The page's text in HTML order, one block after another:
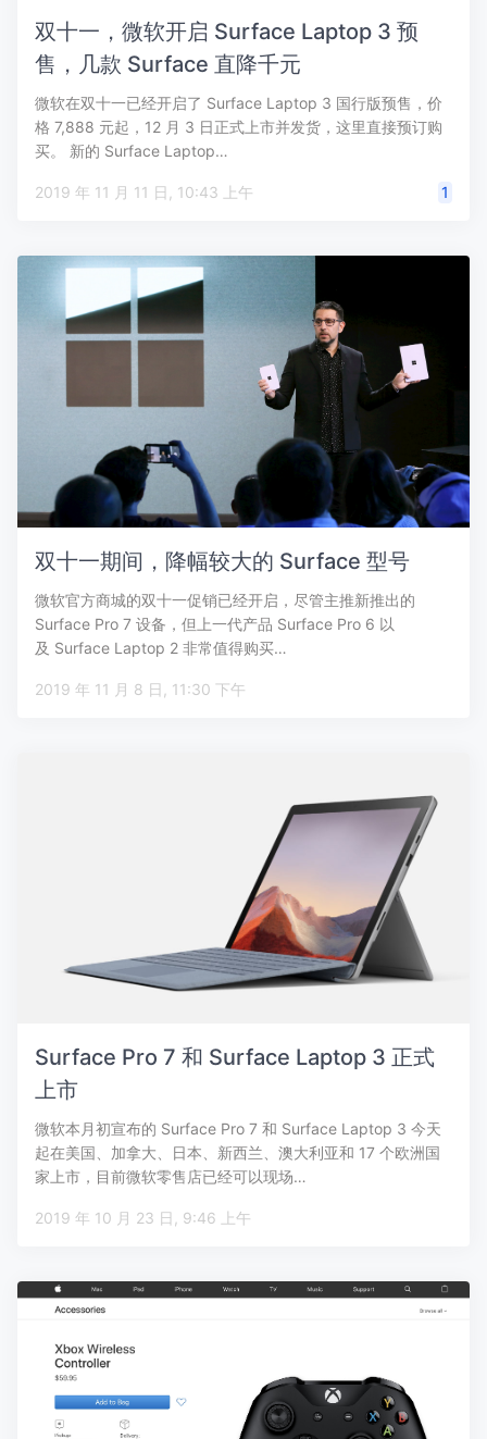
双十一，微软开启 Surface Laptop 3 预
售，几款 Surface 直降千元
微软在双十一已经开启了 Surface Laptop 3 国行版预售，价
格 7,888 元起，12 月 3 日正式上市并发货，这里直接预订购
买。 新的 Surface Laptop…
2019 年 11 月 11 日, 10:43 上午 1
双十一期间，降幅较大的 Surface 型号
微软官方商城的双十一促销已经开启，尽管主推新推出的
Surface Pro 7 设备，但上一代产品 Surface Pro 6 以
及 Surface Laptop 2 非常值得购买…
2019 年 11 月 8 日, 11:30 下午
Surface Pro 7 和 Surface Laptop 3 正式
上市
微软本月初宣布的 Surface Pro 7 和 Surface Laptop 3 今天
起在美国、加拿大、日本、新西兰、澳大利亚和 17 个欧洲国
家上市，目前微软零售店已经可以现场…
2019 年 10 月 23 日, 9:46 上午